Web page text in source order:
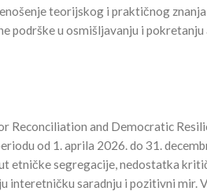
teorijskog i praktičnog
podrške u osmišljavanju i
Reconciliation and Democratic
od 1. aprila 2026. do 31.
etničke segregacije, nedostatka
interetničku saradnju i pozitivni mir.